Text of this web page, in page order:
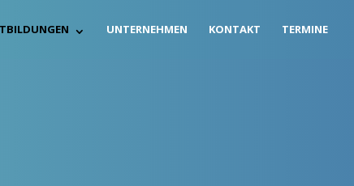
UNTER­NEH­MEN KON­TAKT TER­MI­NE